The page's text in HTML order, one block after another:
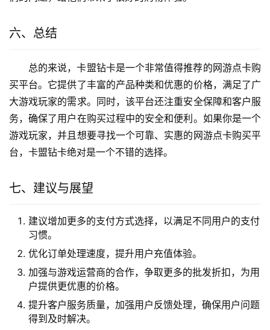
六、总结
总的来说，卡盟钻卡是一个非常值得推荐的网游点卡购
买平台。它提供了丰富的产品种类和优惠的价格，满足了广
大游戏玩家的需求。同时，该平台还注重安全保障和客户服
务，确保了用户在购买过程中的安全和便利。如果你是一个
游戏玩家，并且想要寻找一个可靠、实惠的网游点卡购买平
台，卡盟钻卡绝对是一个不错的选择。
七、建议与展望
建议增加更多的支付方式选择，以满足不同用户的支付
习惯。
优化订单处理速度，提升用户充值体验。
加强与游戏运营商的合作，争取更多的批发折扣，为用
户提供更优惠的价格。
提升客户服务质量，加强用户反馈处理，确保用户问题
得到及时解决。